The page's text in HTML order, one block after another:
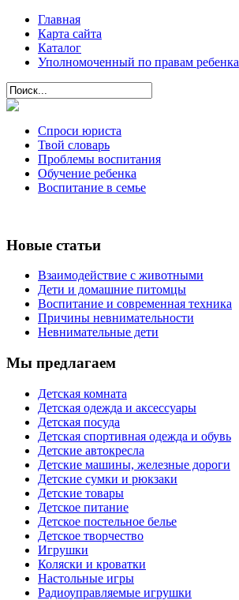
Главная
Карта сайта
Каталог
Уполномоченный по правам ребенка
Спроси юриста
Твой словарь
Проблемы воспитания
Обучение ребенка
Воспитание в семье
Новые статьи
Взаимодействие с животными
Дети и домашние питомцы
Воспитание и современная техника
Причины невнимательности
Невнимательные дети
Мы предлагаем
Детская комната
Детская одежда и аксессуары
Детская посуда
Детская спортивная одежда и обувь
Детские автокресла
Детские машины, железные дороги
Детские сумки и рюкзаки
Детские товары
Детское питание
Детское постельное белье
Детское творчество
Игрушки
Коляски и кроватки
Настольные игры
Радиоуправляемые игрушки